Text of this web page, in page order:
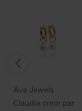
Ava Jewels
Claudia creol par